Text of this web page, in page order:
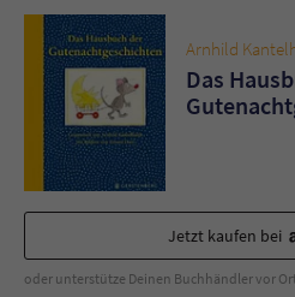
Arnhild
Das
Jetzt kaufen bei
oder unterstütze Deinen Buchhändler vor